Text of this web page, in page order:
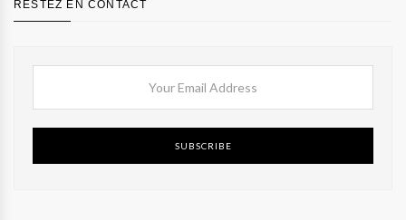
RESTEZ EN CONTACT
SUBSCRIBE